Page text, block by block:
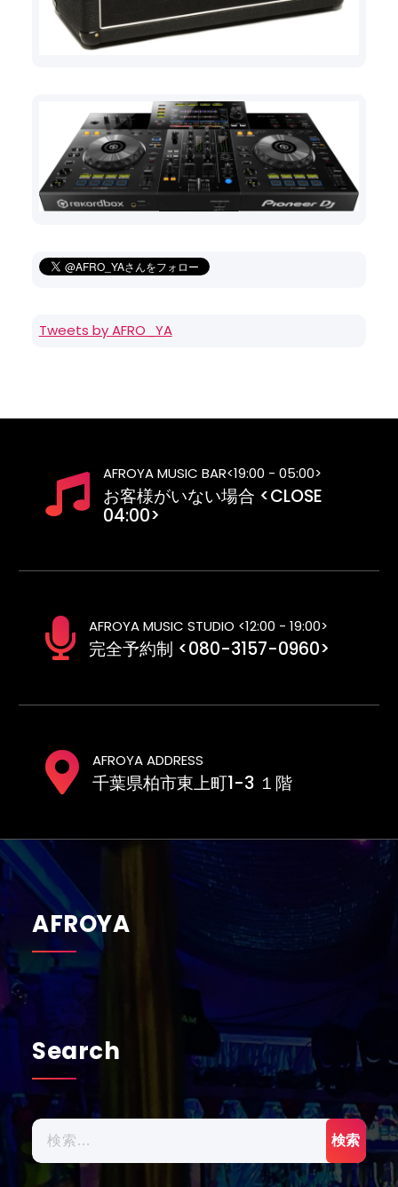
Tweets by AFRO_YA
AFROYA MUSIC BAR<19:00 - 05:00>
お客様がいない場合 <CLOSE
04:00>
AFROYA MUSIC STUDIO <12:00 - 19:00>
完全予約制 <080-3157-0960>
AFROYA ADDRESS
千葉県柏市東上町1-3 １階
AFROYA
Search
検
索: